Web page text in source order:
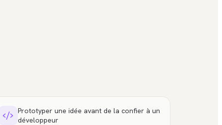
Prototyper une idée avant de la confier à un
développeur